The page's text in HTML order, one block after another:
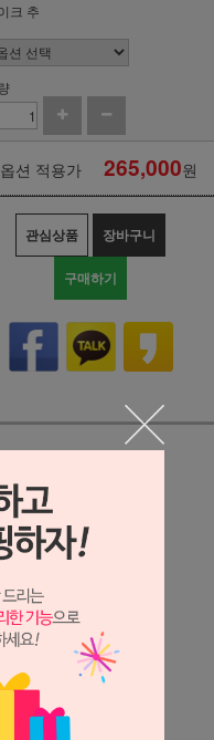
크 추
옵션 적용가 265,000원
관심상품 장바구니
구매하기
기
보실 수 있습니다.
※
달라질 수 있으니
다.